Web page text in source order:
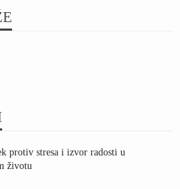
protiv stresa i izvor radosti u
životu